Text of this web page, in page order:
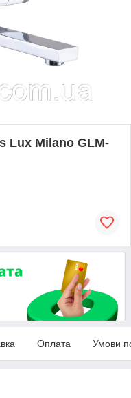
Lux Milano GLM-
Оплата Умови